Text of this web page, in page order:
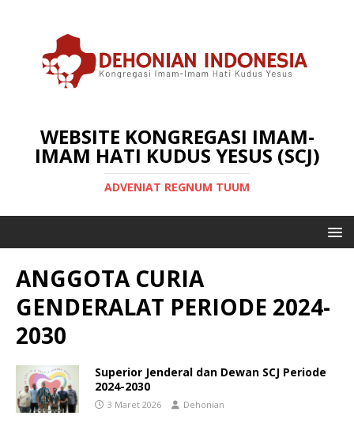
WEBSITE KONGREGASI IMAM-
IMAM HATI KUDUS YESUS (SCJ)
ADVENIAT REGNUM TUUM
ANGGOTA CURIA
GENDERALAT PERIODE 2024-
2030
Superior Jenderal dan Dewan SCJ Periode
2024-2030
3 Maret 2026 Dehonian